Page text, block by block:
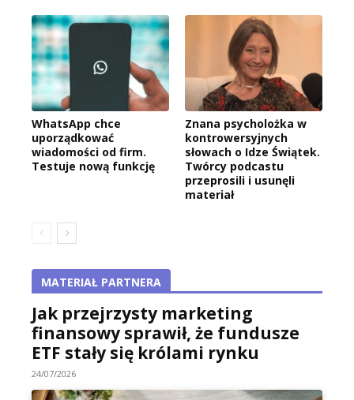
WhatsApp chce
uporządkować
wiadomości od firm.
Testuje nową funkcję
Znana psycholożka w
kontrowersyjnych
słowach o Idze Świątek.
Twórcy podcastu
przeprosili i usunęli
materiał
MATERIAŁ PARTNERA
Jak przejrzysty marketing
finansowy sprawił, że fundusze
ETF stały się królami rynku
24/07/2026